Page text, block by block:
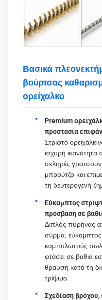
Βασικά
βούρτσας
ορείχαλκο
Premium
προστασία
Στριφτό
ισχυρή ικανότητα
σκληρές
μπρούτζο και
τη δευτερογενή
Εύκαμπτος
πρόσβαση σε
Διπλός πυρήνας
σύρμα, εύκαμπτος
καμπυλωτούς
φτάσει σε βαθιά
θραύση κατά τη
τρίψιμο.
Σχεδίαση